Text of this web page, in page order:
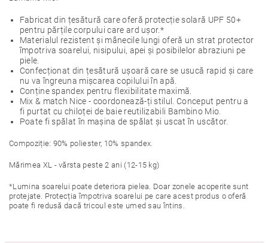
Fabricat din țesătură care oferă protecție solară UPF 50+
pentru părțile corpului care ard ușor.*
Materialul rezistent și mânecile lungi oferă un strat protector
împotriva soarelui, nisipului, apei și posibilelor abraziuni pe
piele.
Confecționat din țesătură ușoară care se usucă rapid și care
nu va îngreuna mișcarea copilului în apă.
Conține spandex pentru flexibilitate maximă.
Mix & match Nice - coordonează-ți stilul. Conceput pentru a
fi purtat cu chiloței de baie reutilizabili Bambino Mio.
Poate fi spălat în mașina de spălat și uscat în uscător.
Compoziție: 90% poliester, 10% spandex.
Mărimea XL - vărsta peste 2 ani (12-15 kg)
*Lumina soarelui poate deteriora pielea. Doar zonele acoperite sunt
protejate. Protecția împotriva soarelui pe care acest produs o oferă
poate fi redusă dacă tricoul este umed sau întins.